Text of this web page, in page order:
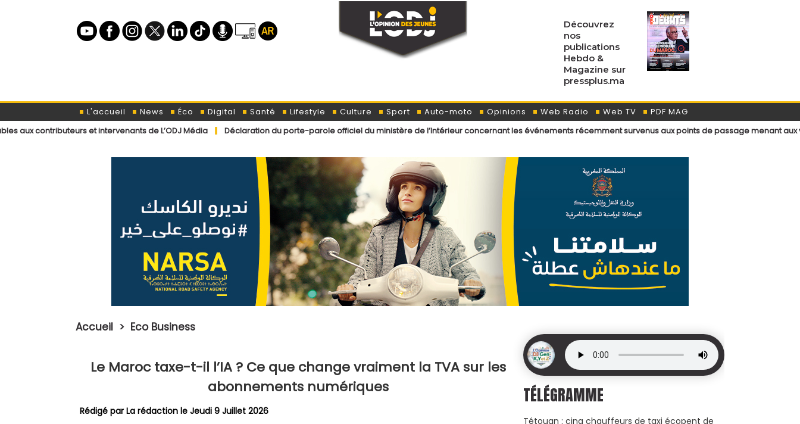
Découvrez
nos
publications
Hebdo &
Magazine sur
pressplus.ma
L'accueil News Éco Digital Santé Lifestyle Culture Sport Auto-moto Opinions Web Radio Web TV
PDF MAG
et intervenants de L’ODJ Média
Déclaration du porte-parole officiel du ministère de l’Intérieur concernant les événements récemment survenus aux points de passage menant aux villes de Ceuta
Accueil > Eco Business
Le Maroc taxe-t-il l’IA ? Ce que change vraiment la TVA sur les
abonnements numériques
Rédigé par La rédaction le Jeudi 9 Juillet 2026
TÉLÉGRAMME
Tétouan : cinq chauffeurs de taxi écopent de